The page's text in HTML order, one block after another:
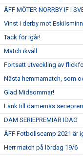
ÄFF MÖTER NORRBY IF I
Vinst i derby mot
Tack för igår!
Match ikväll
Fortsatt utveckling av
Nästa hemmamatch, som
Glad Midsommar!
Länk till damernas
DAM SERIEPREMIÄR IDAG
ÄFF Fotbollscamp 2021 är
Herr match på lördag 19/6